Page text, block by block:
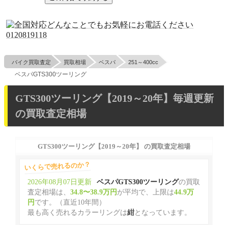
バイク買取査定 買取相場 ベスパ 251～400cc
ベスパGTS300ツーリング
GTS300ツーリング【2019～20年】毎週更新
の買取査定相場
GTS300ツーリング【2019～20年】 の買取査定相場
いくらで売れるのか？
2026年08月07日更新 ベスパGTS300ツーリングの買取
査定相場は、 34.8〜38.9万円 が平均で、上限は44.9万
円 です。（直近10年間）
最も高く売れるカラーリングは紺となっています。